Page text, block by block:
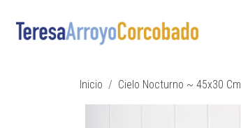
Pasar al contenido principal
Ruta de navegación
Inicio Cielo Nocturno ~ 45x30 Cm